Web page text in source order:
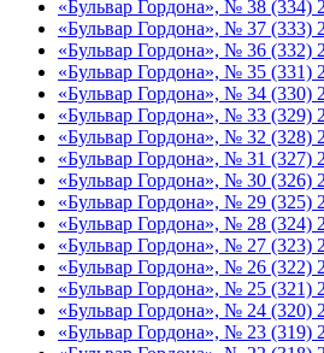
«Бульвар Гордона», № 38 (334)
«Бульвар Гордона», № 37 (333)
«Бульвар Гордона», № 36 (332)
«Бульвар Гордона», № 35 (331)
«Бульвар Гордона», № 34 (330)
«Бульвар Гордона», № 33 (329)
«Бульвар Гордона», № 32 (328)
«Бульвар Гордона», № 31 (327)
«Бульвар Гордона», № 30 (326)
«Бульвар Гордона», № 29 (325)
«Бульвар Гордона», № 28 (324)
«Бульвар Гордона», № 27 (323)
«Бульвар Гордона», № 26 (322)
«Бульвар Гордона», № 25 (321)
«Бульвар Гордона», № 24 (320)
«Бульвар Гордона», № 23 (319)